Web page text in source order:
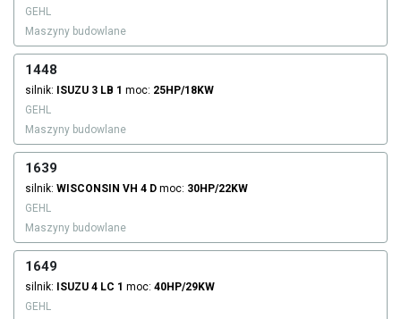
GEHL
Maszyny budowlane
1448
silnik: ISUZU 3 LB 1 moc: 25HP/18KW
GEHL
Maszyny budowlane
1639
silnik: WISCONSIN VH 4 D moc: 30HP/22KW
GEHL
Maszyny budowlane
1649
silnik: ISUZU 4 LC 1 moc: 40HP/29KW
GEHL